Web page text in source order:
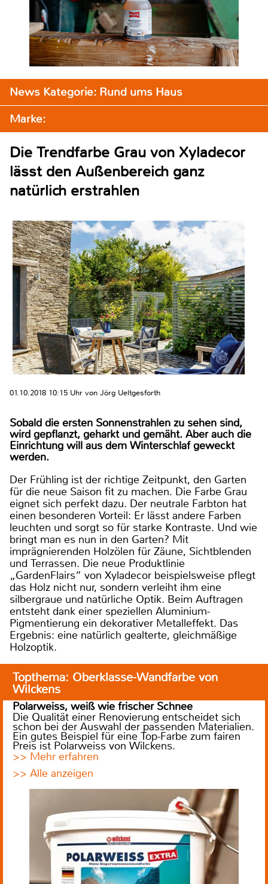
News Kategorie: Rund ums Haus
Marke:
Die Trendfarbe Grau von Xyladecor
lässt den Außenbereich ganz
natürlich erstrahlen
01.10.2018 10:15 Uhr von Jörg Ueltgesforth
Sobald die ersten Sonnenstrahlen zu sehen sind,
wird gepflanzt, geharkt und gemäht. Aber auch die
Einrichtung will aus dem Winterschlaf geweckt
werden.
Der Frühling ist der richtige Zeitpunkt, den Garten
für die neue Saison fit zu machen. Die Farbe Grau
eignet sich perfekt dazu. Der neutrale Farbton hat
einen besonderen Vorteil: Er lässt andere Farben
leuchten und sorgt so für starke Kontraste. Und wie
bringt man es nun in den Garten? Mit
imprägnierenden Holzölen für Zäune, Sichtblenden
und Terrassen. Die neue Produktlinie
„GardenFlairs“ von Xyladecor beispielsweise pflegt
das Holz nicht nur, sondern verleiht ihm eine
silbergraue und natürliche Optik. Beim Auftragen
entsteht dank einer speziellen Aluminium-
Pigmentierung ein dekorativer Metalleffekt. Das
Ergebnis: eine natürlich gealterte, gleichmäßige
Holzoptik.
Topthema: Oberklasse-Wandfarbe von
Wilckens
Polarweiss, weiß wie frischer Schnee
Die Qualität einer Renovierung entscheidet sich
schon bei der Auswahl der passenden Materialien.
Ein gutes Beispiel für eine Top-Farbe zum fairen
Preis ist Polarweiss von Wilckens.
>> Mehr erfahren
>> Alle anzeigen